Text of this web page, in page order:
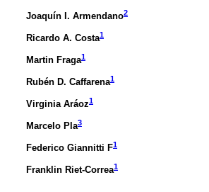
Joaquín I. Armendano2
Ricardo A. Costa1
Martin Fraga1
Rubén D. Caffarena1
Virginia Aráoz1
Marcelo Pla3
Federico Giannitti F1
Franklin Riet-Correa1